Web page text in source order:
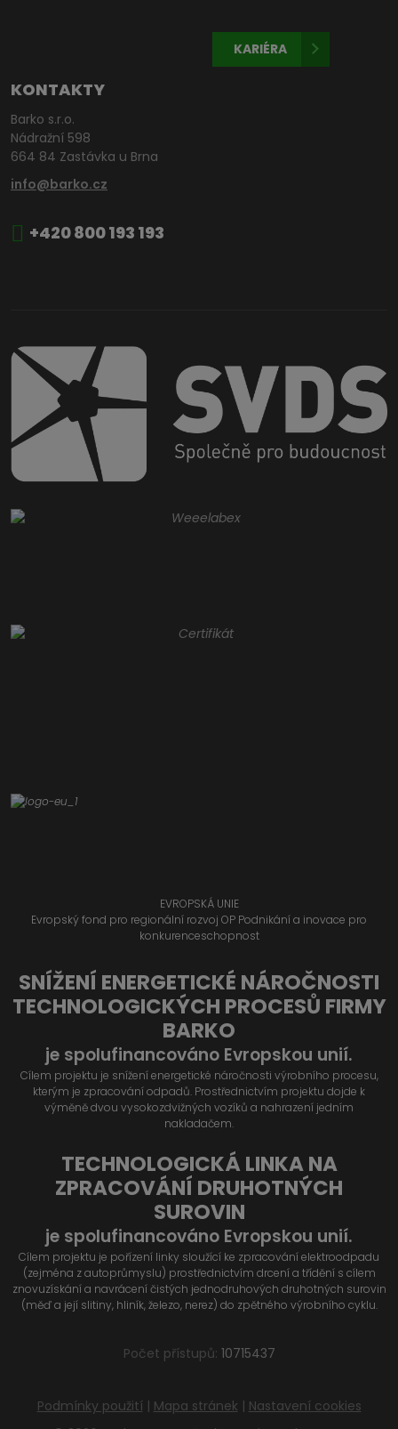
KARIÉRA
KONTAKTY
Barko s.r.o.
Nádražní 598
664 84 Zastávka u Brna
info@barko.cz
+420 800 193 193
EVROPSKÁ UNIE
Evropský fond pro regionální rozvoj OP Podnikání a inovace pro
konkurenceschopnost
SNÍŽENÍ ENERGETICKÉ NÁROČNOSTI
TECHNOLOGICKÝCH PROCESŮ FIRMY
BARKO
je spolufinancováno Evropskou unií.
Cílem projektu je snížení energetické náročnosti výrobního procesu,
kterým je zpracování odpadů. Prostřednictvím projektu dojde k
výměně dvou vysokozdvižných vozíků a nahrazení jedním
nakladačem.
TECHNOLOGICKÁ LINKA NA
ZPRACOVÁNÍ DRUHOTNÝCH
SUROVIN
je spolufinancováno Evropskou unií.
Cílem projektu je pořízení linky sloužící ke zpracování elektroodpadu
(zejména z autoprůmyslu) prostřednictvím drcení a třídění s cílem
znovuzískání a navrácení čistých jednodruhových druhotných surovin
(měď a její slitiny, hliník, železo, nerez) do zpětného výrobního cyklu.
Počet přístupů: 10715437
Podmínky použití | Mapa stránek | Nastavení cookies